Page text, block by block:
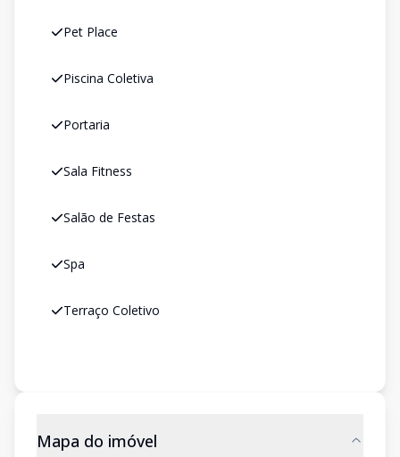
Pet Place
Piscina Coletiva
Portaria
Sala Fitness
Salão de Festas
Spa
Terraço Coletivo
Mapa do imóvel